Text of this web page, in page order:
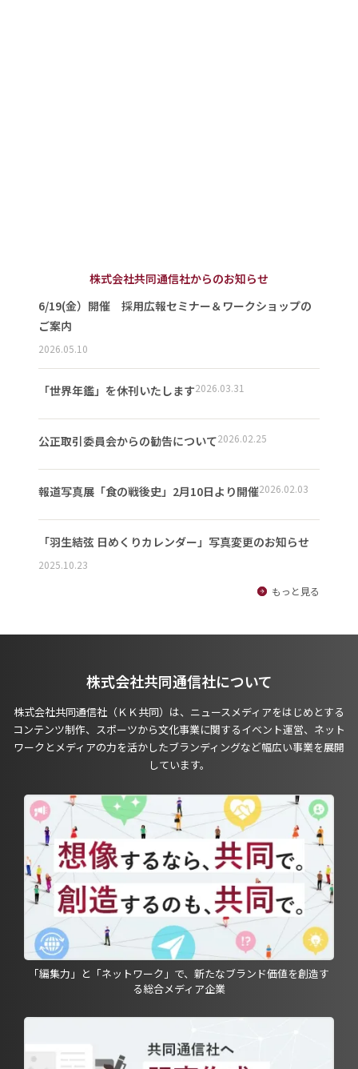
株式会社共同通信社からのお知らせ
6/19(金）開催 採用広報セミナー＆ワークショップの
ご案内
2026.05.10
「世界年鑑」を休刊いたします2026.03.31
公正取引委員会からの勧告について2026.02.25
報道写真展「食の戦後史」2月10日より開催2026.02.03
「羽生結弦 日めくりカレンダー」写真変更のお知らせ
2025.10.23
もっと見る
株式会社共同通信社について
株式会社共同通信社（ＫＫ共同）は、ニュースメディアをはじめとする
コンテンツ制作、スポーツから文化事業に関するイベント運営、ネット
ワークとメディアの力を活かしたブランディングなど幅広い事業を展開
しています。
「編集力」と「ネットワーク」で、新たなブランド価値を創造す
る総合メディア企業